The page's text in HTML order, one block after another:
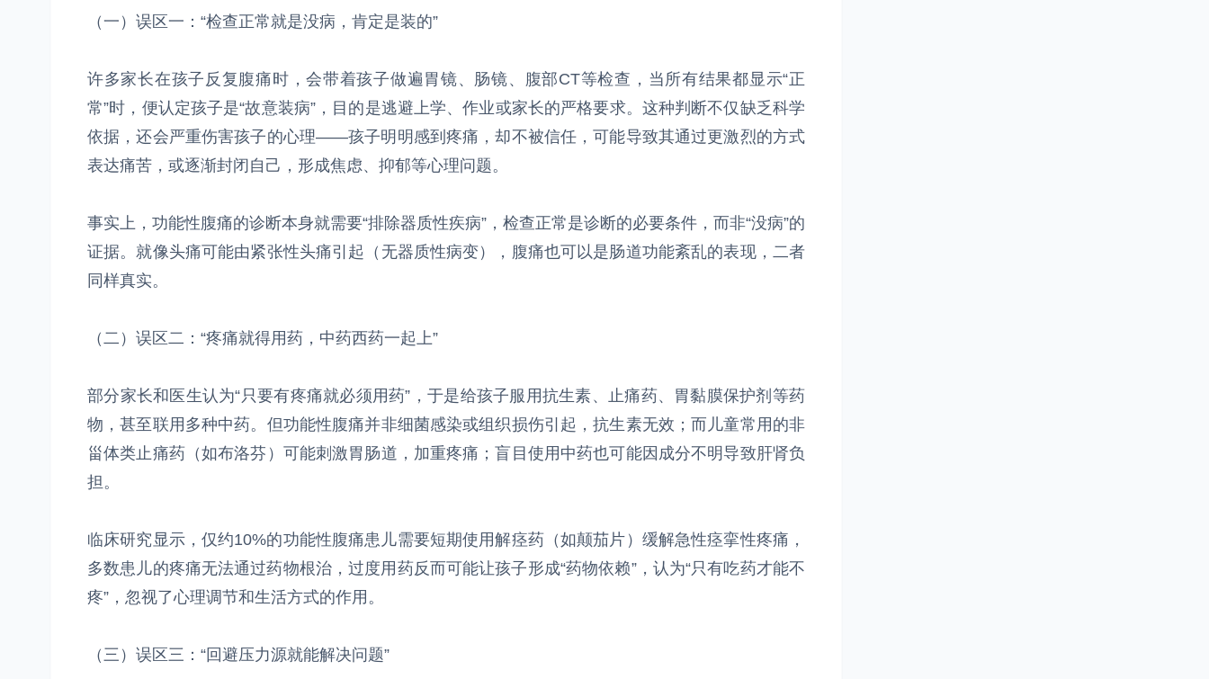
（一）误区一：“检查正常就是没病，肯定是装的”
许多家长在孩子反复腹痛时，会带着孩子做遍胃镜、肠镜、腹部CT等检查，当所有结果都显示“正
常”时，便认定孩子是“故意装病”，目的是逃避上学、作业或家长的严格要求。这种判断不仅缺乏科学
依据，还会严重伤害孩子的心理——孩子明明感到疼痛，却不被信任，可能导致其通过更激烈的方式
表达痛苦，或逐渐封闭自己，形成焦虑、抑郁等心理问题。
事实上，功能性腹痛的诊断本身就需要“排除器质性疾病”，检查正常是诊断的必要条件，而非“没病”的
证据。就像头痛可能由紧张性头痛引起（无器质性病变），腹痛也可以是肠道功能紊乱的表现，二者
同样真实。
（二）误区二：“疼痛就得用药，中药西药一起上”
部分家长和医生认为“只要有疼痛就必须用药”，于是给孩子服用抗生素、止痛药、胃黏膜保护剂等药
物，甚至联用多种中药。但功能性腹痛并非细菌感染或组织损伤引起，抗生素无效；而儿童常用的非
甾体类止痛药（如布洛芬）可能刺激胃肠道，加重疼痛；盲目使用中药也可能因成分不明导致肝肾负
担。
临床研究显示，仅约10%的功能性腹痛患儿需要短期使用解痉药（如颠茄片）缓解急性痉挛性疼痛，
多数患儿的疼痛无法通过药物根治，过度用药反而可能让孩子形成“药物依赖”，认为“只有吃药才能不
疼”，忽视了心理调节和生活方式的作用。
（三）误区三：“回避压力源就能解决问题”